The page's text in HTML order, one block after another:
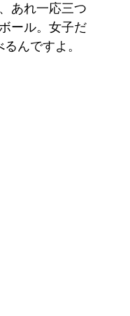
あれ一応三つ
ール。女子だ
んですよ。